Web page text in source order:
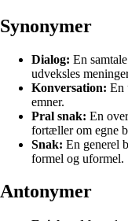
Synonymer
Dialog: En
udveksles
Konversation: En
emner.
Pral snak: En
fortæller om egne
Snak: En generel
formel og uformel.
Antonymer